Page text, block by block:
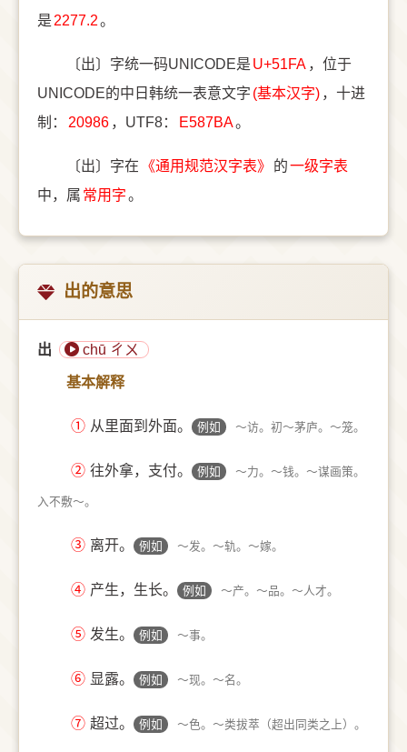
是 2277.2。
〔出〕字统一码UNICODE是 U+51FA ，位于
UNICODE的中日韩统一表意文字 (基本汉字) ，十进
制：
20986 ，UTF8： E587BA。
〔出〕字在 《通用规范汉字表》 的一级字表
中，属 常用字。
出的意思
出 chū ㄔㄨ
基本解释
① 从里面到外面。 例如 ～访。初～茅庐。～笼。
② 往外拿，支付。 例如 ～力。～钱。～谋画策。
入不敷～。
③ 离开。 例如 ～发。～轨。～嫁。
④ 产生，生长。 例如 ～产。～品。～人才。
⑤ 发生。 例如 ～事。
⑥ 显露。 例如 ～现。～名。
⑦ 超过。 例如 ～色。～类拔萃（超出同类之上）。